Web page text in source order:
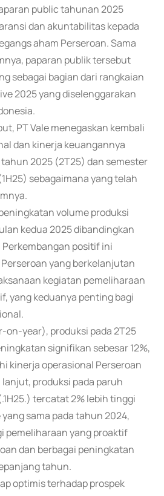
public tahunan 2025
dan akuntabilitas kepada
aham Perseroan. Sama
paparan publik tersebut
sebagai bagian dari rangkaian
2025 yang diselenggarakan
PT Vale menegaskan kembali
dan kinerja keuangannya
2025 (2T25) dan semester
sebagaimana yang telah
volume produksi
kedua 2025 dibandingkan
positif ini
yang berkelanjutan
kegiatan pemeliharaan
yang keduanya penting bagi
on-year), produksi pada 2T25
signifikan sebesar 12%,
kinerja operasional Perseroan
produksi pada paruh
tercatat 2% lebih tinggi
sama pada tahun 2024,
pemeliharaan yang proaktif
dan berbagai peningkatan
tahun.
optimis terhadap prospek